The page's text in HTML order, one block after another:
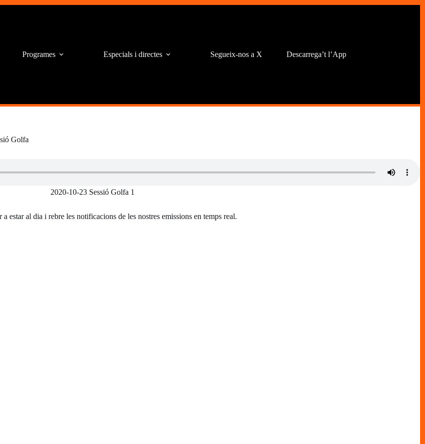
Programes Especials i directes Segueix-nos a X Descarrega’t l’App
Golfa
2020-10-23 Sessió Golfa 1
a estar al dia i rebre les notificacions de les nostres emissions en temps real.